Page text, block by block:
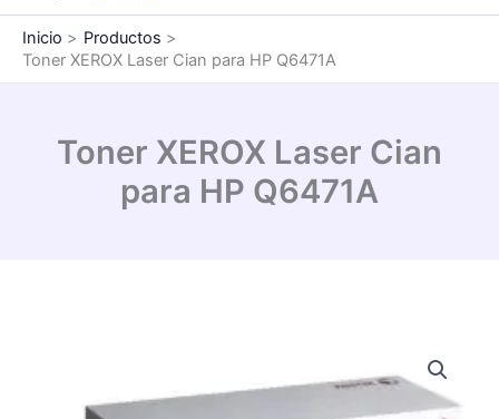
Inicio
Productos
Toner XEROX Laser Cian para HP Q6471A
Toner XEROX Laser Cian
para HP Q6471A